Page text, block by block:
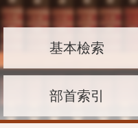
基本檢索
部首索引